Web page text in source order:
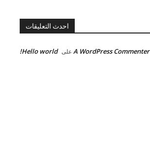
احدث التعليقات
A WordPress Commenter على Hello world!